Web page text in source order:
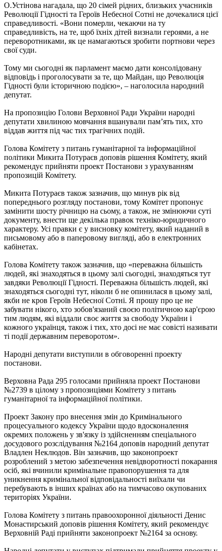
О.Устінова нагадала, що 20 сімей рідних, близьких учасників
Революції Гідності та Героїв Небесної Сотні не дочекалися цієї
справедливості. «Вони померли, чекаючи на ту
справедливість, на те, щоб їхніх дітей визнали героями, а не
переворотниками, як це намагаються зробити портнови через
свої суди.
Тому ми сьогодні як парламент маємо дати консолідовану
відповідь і проголосувати за те, що Майдан, що Революція
Гідності були історичною подією», – наголосила народний
депутат.
На пропозицію Голови Верховної Ради України народні
депутати хвилиною мовчання вшанували пам’ять тих, хто
віддав життя під час тих трагічних подій.
Голова Комітету з питань гуманітарної та інформаційної
політики Микита Потураєв доповів рішення Комітету, який
рекомендує прийняти проект Постанови з урахуванням
пропозицій Комітету.
Микита Потураєв також зазначив, що минув рік від
попереднього розгляду постанови, тому Комітет пропонує
замінити шосту річницю на сьому, а також, не змінюючи суті
документу, внести ще декілька правок техніко-юридичного
характеру. Усі правки є у висновку комітету, який наданий в
письмовому або в паперовому вигляді, або в електронних
кабінетах.
Голова Комітету також зазначив, що «переважна більшість
людей, які знаходяться в цьому залі сьогодні, знаходяться тут
завдяки Революції Гідності. Переважна більшість людей, які
знаходяться сьогодні тут, ніколи б не опинилася в цьому залі,
якби не кров Героїв Небесної Сотні. Я прошу про це не
забувати нікого, хто зобов'язаний своєю політичною кар'єрою
тим людям, які віддали своє життя за свободу України і
кожного українця, також і тих, хто досі не має совісті називати
ті події державним переворотом».
Народні депутати виступили в обговоренні проекту
постанови.
Верховна Рада 295 голосами прийняла проект Постанови
№2739 в цілому з пропозиціями Комітету з питань
гуманітарної та інформаційної політики.
Проект Закону про внесення змін до Кримінального
процесуального кодексу України щодо вдосконалення
окремих положень у зв'язку із здійсненням спеціального
досудового розслідування №2164 доповів народний депутат
Владлен Неклюдов. Він зазначив, що законопроект
розроблений з метою забезпечення невідворотності покарання
осіб, які вчинили кримінальне правопорушення та для
уникнення кримінальної відповідальності виїхали чи
перебувають в інших країнах або на тимчасово окупованих
територіях України.
Голова Комітету з питань правоохоронної діяльності Денис
Монастирський доповів рішення Комітету, який рекомендує
Верховній Раді прийняти законопроект №2164 за основу.